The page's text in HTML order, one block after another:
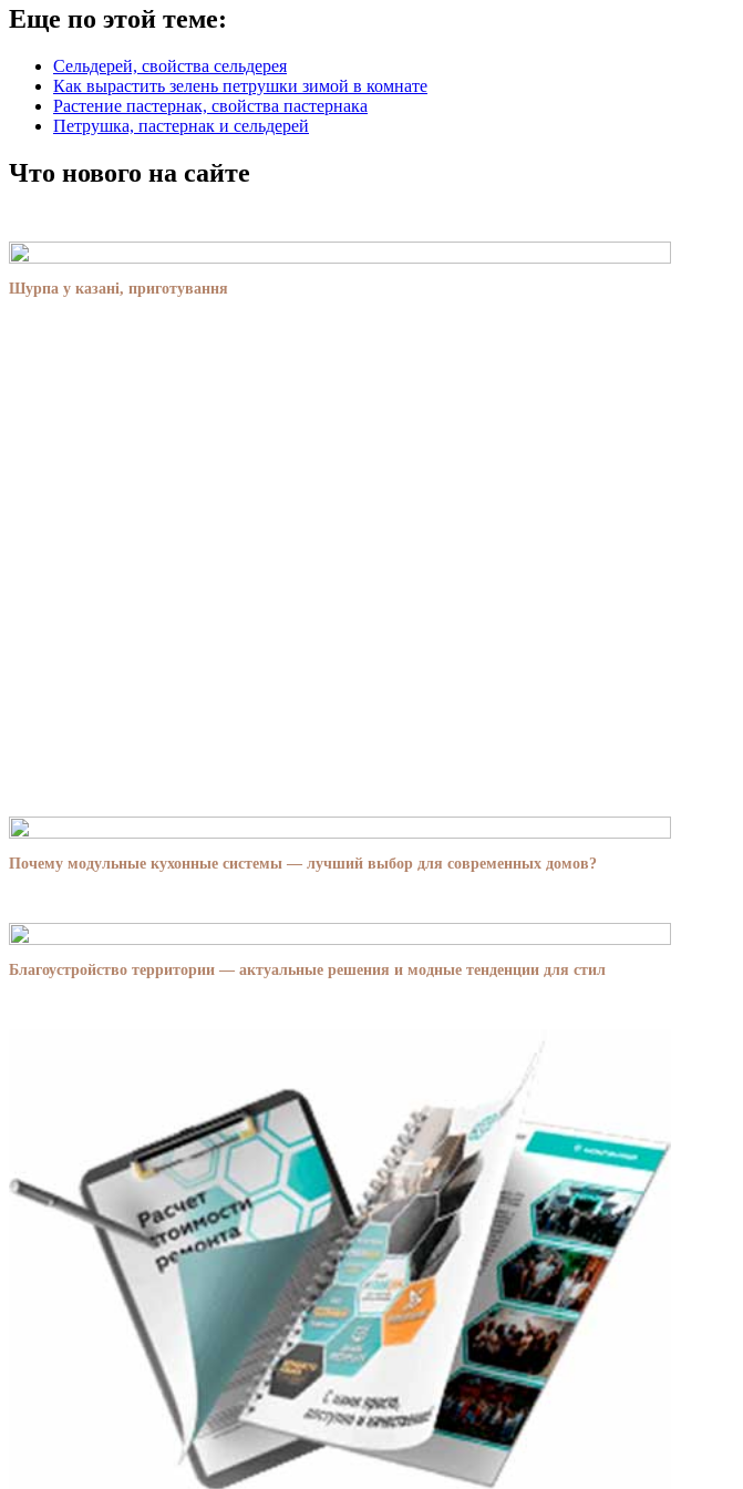
Еще по этой теме:
Сельдерей, свойства сельдерея
Как вырастить зелень петрушки зимой в комнате
Растение пастернак, свойства пастернака
Петрушка, пастернак и сельдерей
Что нового на сайте
Шурпа у казані, приготування
Почему модульные кухонные системы — лучший выбор для современных домов?
Благоустройство территории — актуальные решения и модные тенденции для стил